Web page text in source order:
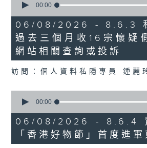
seconds
8
minutes,
30
seconds
00:00
06/08/2026 - 8.6.3 私
過去三個月收16宗懷疑
網站相關查詢或投訴
訪問：個人資料私隱專員 鍾麗
seconds
16
minutes,
seconds
00:00
06/08/2026 - 8.6.4
「香港好物節」首度進軍